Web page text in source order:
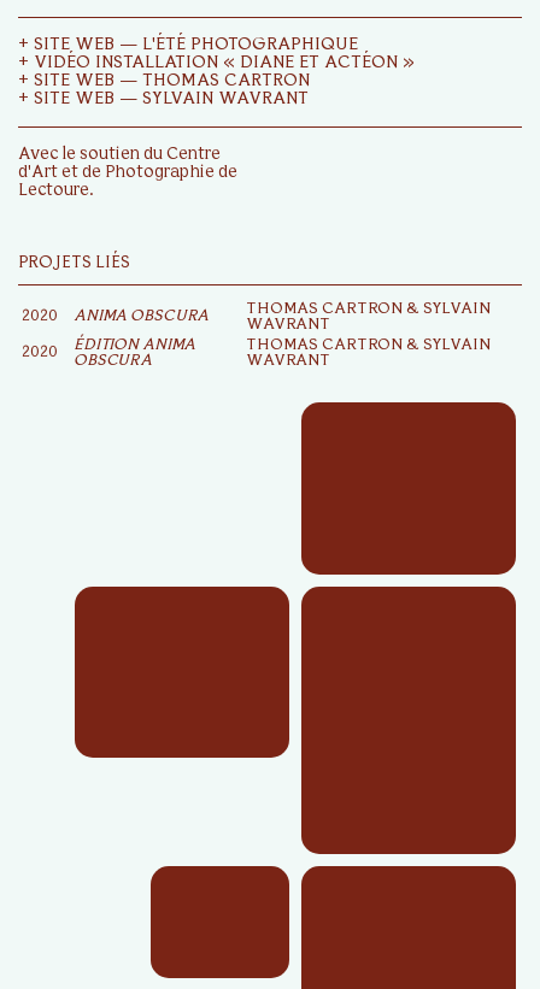
+ SITE WEB — L'ÉTÉ PHOTOGRAPHIQUE
+ VIDÉO INSTALLATION « DIANE ET ACTÉON »
+ SITE WEB — THOMAS CARTRON
+ SITE WEB — SYLVAIN WAVRANT
Avec le soutien du Centre
d'Art et de Photographie de
Lectoure.
PROJETS LIÉS
2020 ANIMA OBSCURA
THOMAS CARTRON & SYLVAIN
WAVRANT
2020
ÉDITION ANIMA
OBSCURA
THOMAS CARTRON & SYLVAIN
WAVRANT